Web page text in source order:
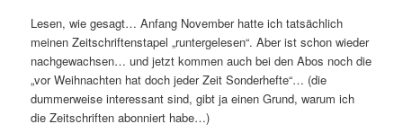
Lesen, wie gesagt… Anfang November hatte ich tatsächlich
meinen Zeitschriftenstapel „runtergelesen“. Aber ist schon wieder
nachgewachsen… und jetzt kommen auch bei den Abos noch die
„vor Weihnachten hat doch jeder Zeit Sonderhefte“… (die
dummerweise interessant sind, gibt ja einen Grund, warum ich
die Zeitschriften abonniert habe…)